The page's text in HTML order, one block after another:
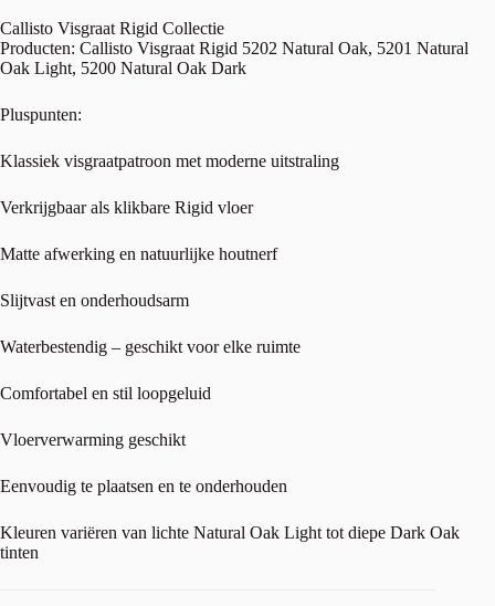
Callisto Visgraat Rigid Collectie
Producten: Callisto Visgraat Rigid 5202 Natural Oak, 5201 Natural
Oak Light, 5200 Natural Oak Dark
Pluspunten:
Klassiek visgraatpatroon met moderne uitstraling
Verkrijgbaar als klikbare Rigid vloer
Matte afwerking en natuurlijke houtnerf
Slijtvast en onderhoudsarm
Waterbestendig – geschikt voor elke ruimte
Comfortabel en stil loopgeluid
Vloerverwarming geschikt
Eenvoudig te plaatsen en te onderhouden
Kleuren variëren van lichte Natural Oak Light tot diepe Dark Oak
tinten